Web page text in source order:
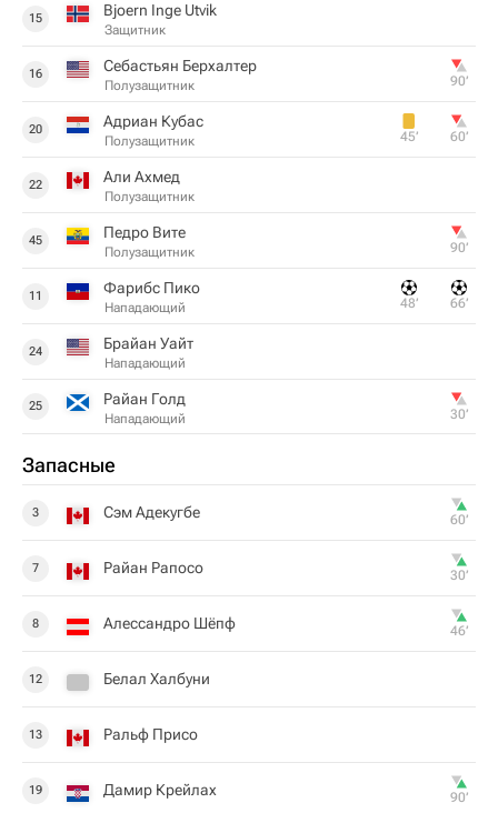
15 Bjoern Inge Utvik
Защитник
16 Себастьян Берхалтер
Полузащитник 90‎’‎
20 Адриан Кубас
Полузащитник 45‎’‎ 60‎’‎
22 Али Ахмед
Полузащитник
45 Педро Вите
Полузащитник 90‎’‎
11 Фарибс Пико
Нападающий 48‎’‎ 66‎’‎
24 Брайан Уайт
Нападающий
25 Райан Голд
Нападающий 30‎’‎
Запасные
3 Сэм Адекугбе 60‎’‎
7 Райан Рапосо 30‎’‎
8 Алессандро Шёпф 46‎’‎
12 Белал Халбуни
13 Ральф Присо
19 Дамир Крейлах 90‎’‎